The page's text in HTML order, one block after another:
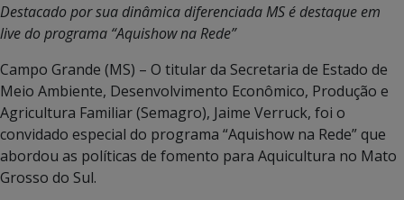
Destacado por sua dinâmica diferenciada MS é destaque em
live do programa “Aquishow na Rede”
Campo Grande (MS) – O titular da Secretaria de Estado de
Meio Ambiente, Desenvolvimento Econômico, Produção e
Agricultura Familiar (Semagro), Jaime Verruck, foi o
convidado especial do programa “Aquishow na Rede” que
abordou as políticas de fomento para Aquicultura no Mato
Grosso do Sul.